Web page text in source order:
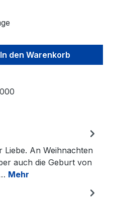
den
In den Warenkorb
Liebe. An Weihnachten
auch die Geburt von
Mehr